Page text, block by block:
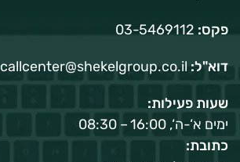
פקס:
דוא"ל: callcenter@shekelgroup.co.il
שעות פעילות:
ימים א‘-ה‘, 16:00 – 08:30
כתובת: